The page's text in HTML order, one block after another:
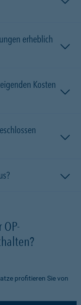
erheblich
Kosten
profitieren Sie von